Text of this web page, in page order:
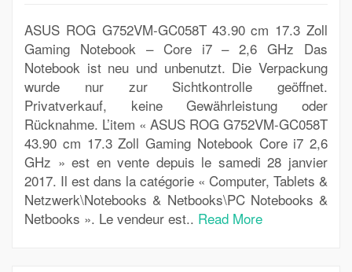
ASUS ROG G752VM-GC058T 43.90 cm 17.3 Zoll
Gaming Notebook – Core i7 – 2,6 GHz Das
Notebook ist neu und unbenutzt. Die Verpackung
wurde nur zur Sichtkontrolle geöffnet.
Privatverkauf, keine Gewährleistung oder
Rücknahme. L’item « ASUS ROG G752VM-GC058T
43.90 cm 17.3 Zoll Gaming Notebook Core i7 2,6
GHz » est en vente depuis le samedi 28 janvier
2017. Il est dans la catégorie « Computer, Tablets &
Netzwerk\Notebooks & Netbooks\PC Notebooks &
Netbooks ». Le vendeur est.. Read More